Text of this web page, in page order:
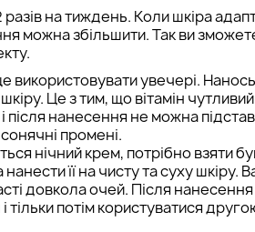
разів на тиждень. Коли шкіра
можна збільшити. Так ви
використовувати увечері.
Це з тим, що вітамін
після нанесення не можна
промені.
нічний крем, потрібно взяти
її на чисту та суху шкіру.
довкола очей. Після
тільки потім користуватися